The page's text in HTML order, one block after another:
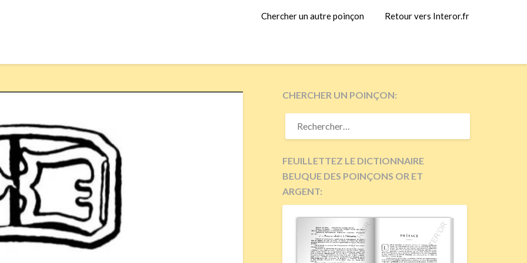
Chercher un autre poinçon Retour vers Interor.fr
CHERCHER UN POINÇON:
RECHERCHER :
FEUILLETTEZ LE DICTIONNAIRE
BEUQUE DES POINÇONS OR ET
ARGENT: